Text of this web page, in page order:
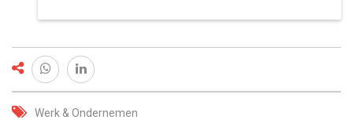
Werk & Ondernemen